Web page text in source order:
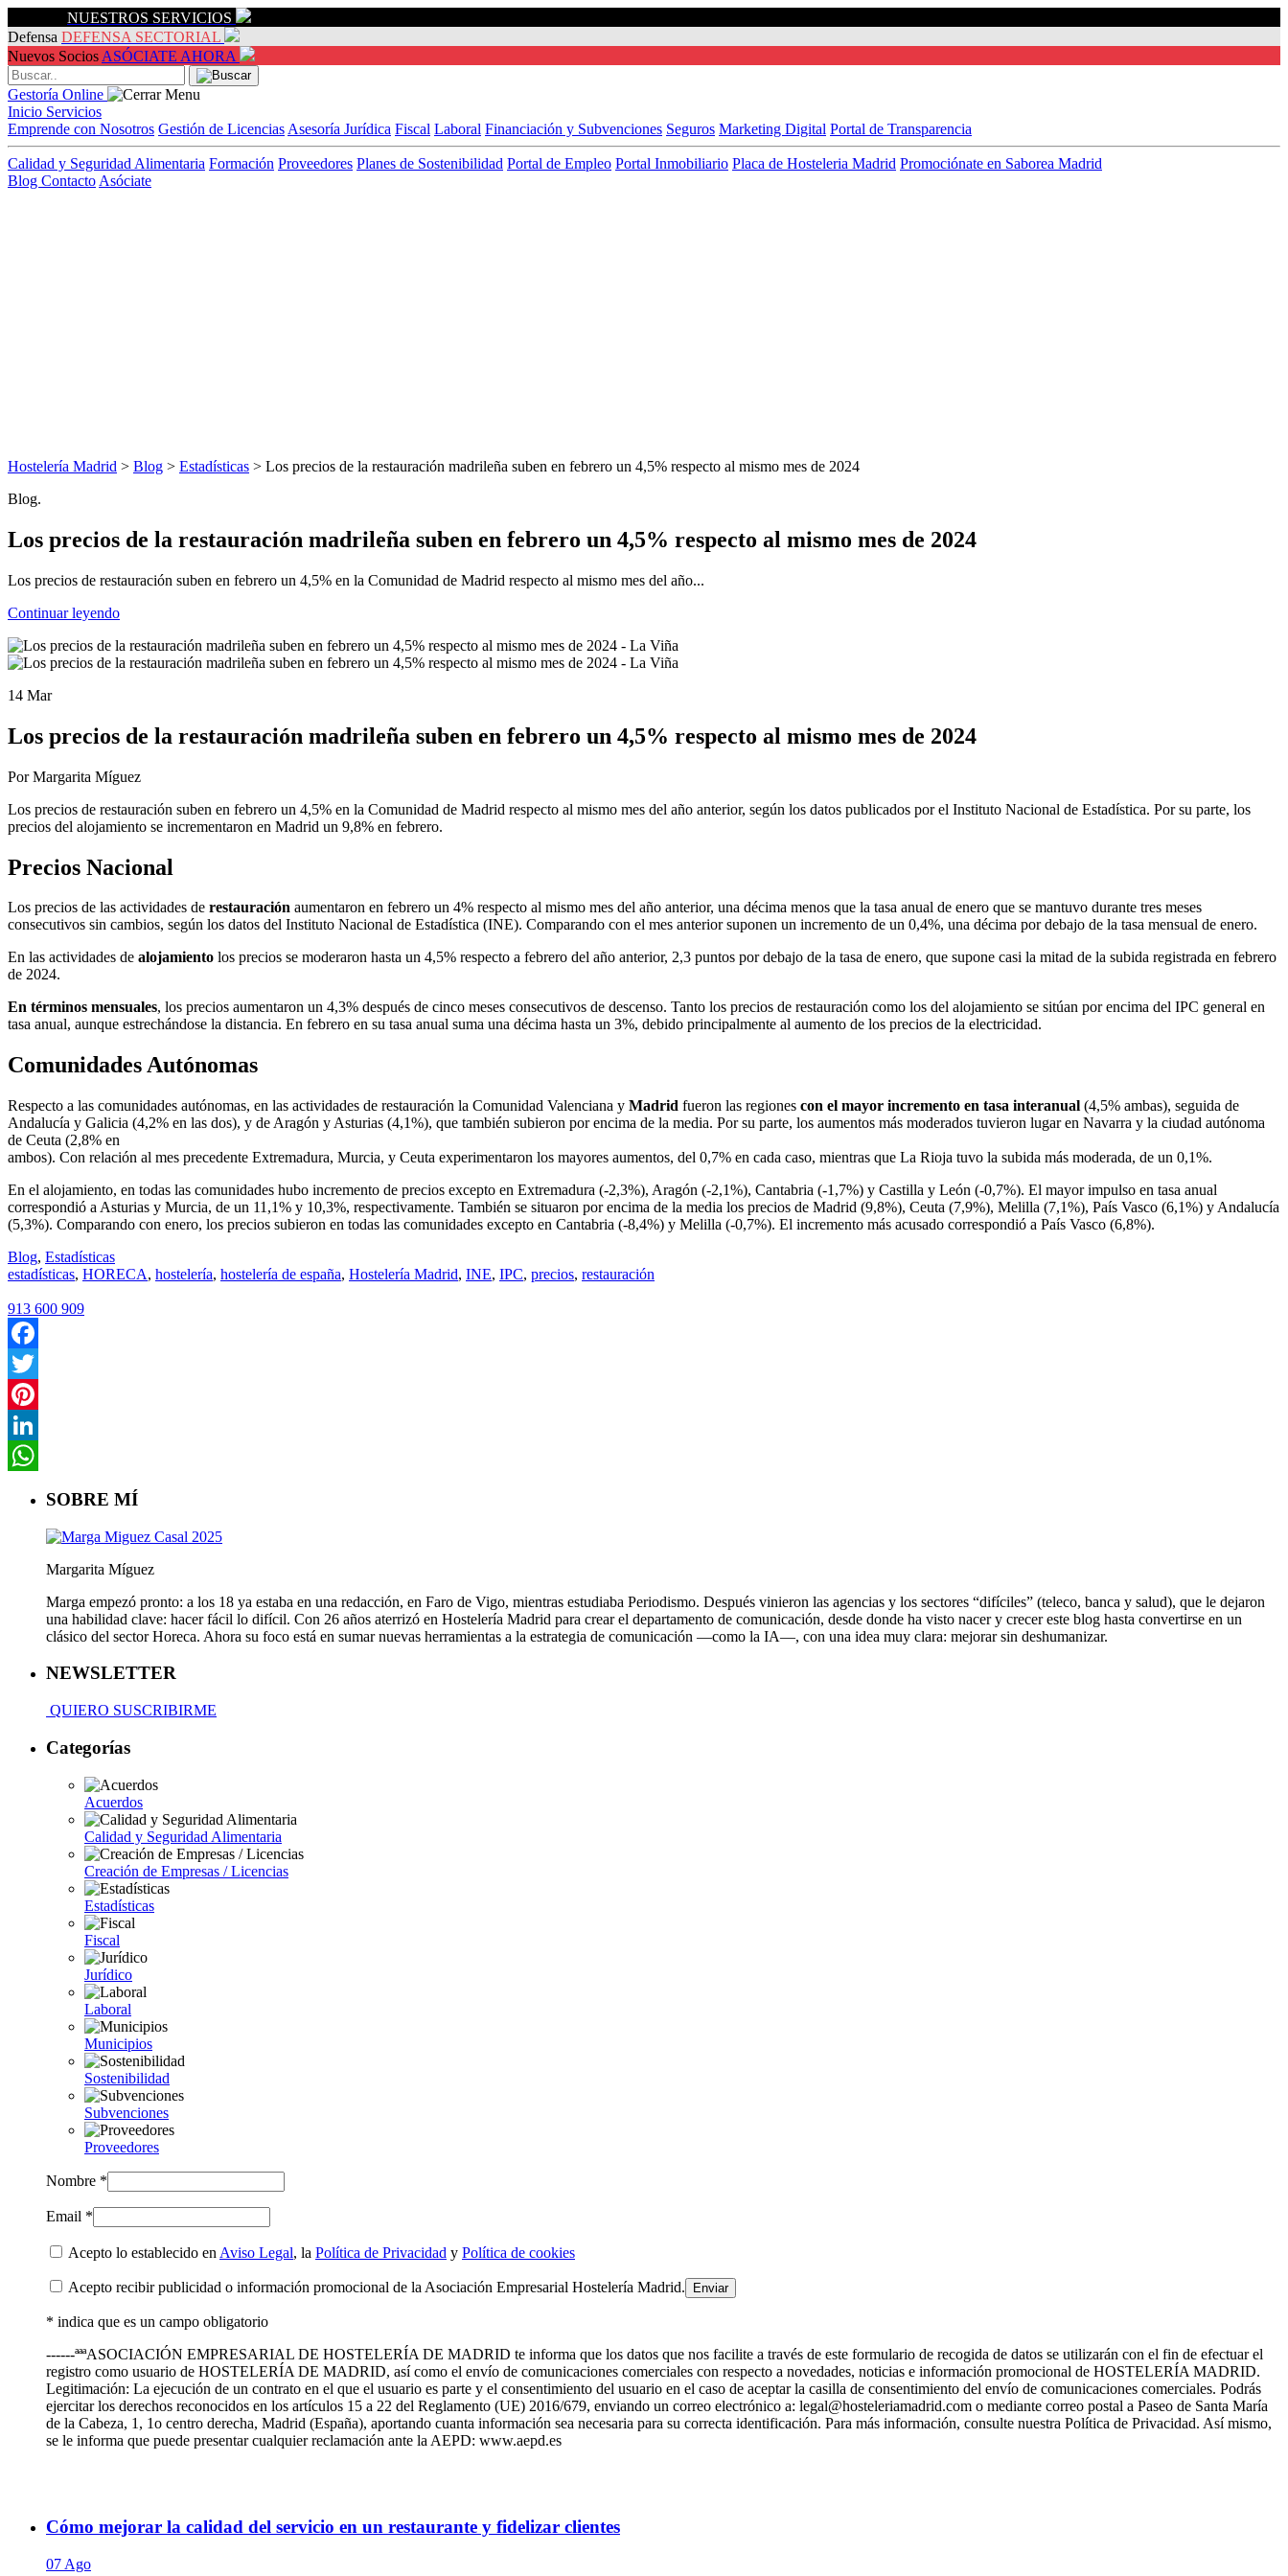
NUESTROS SERVICIOS
Defensa DEFENSA SECTORIAL
Nuevos Socios ASÓCIATE AHORA
Gestoría Online
Inicio Servicios
Emprende con Nosotros Gestión de Licencias Asesoría Jurídica Fiscal Laboral Financiación y Subvenciones Seguros Marketing Digital Portal de Transparencia
Calidad y Seguridad Alimentaria Formación Proveedores Planes de Sostenibilidad Portal de Empleo Portal Inmobiliario Placa de Hosteleria Madrid Promociónate en Saborea Madrid
Blog Contacto Asóciate
Hostelería Madrid > Blog > Estadísticas > Los precios de la restauración madrileña suben en febrero un 4,5% respecto al mismo mes de 2024
Blog.
Los precios de la restauración madrileña suben en febrero un 4,5% respecto al mismo mes de 2024
Los precios de restauración suben en febrero un 4,5% en la Comunidad de Madrid respecto al mismo mes del año...
Continuar leyendo
14 Mar
Los precios de la restauración madrileña suben en febrero un 4,5% respecto al mismo mes de 2024
Por Margarita Míguez
Los precios de restauración suben en febrero un 4,5% en la Comunidad de Madrid respecto al mismo mes del año anterior, según los datos publicados por el Instituto Nacional de Estadística. Por su parte, los
precios del alojamiento se incrementaron en Madrid un 9,8% en febrero.
Precios Nacional
Los precios de las actividades de restauración aumentaron en febrero un 4% respecto al mismo mes del año anterior, una décima menos que la tasa anual de enero que se mantuvo durante tres meses
consecutivos sin cambios, según los datos del Instituto Nacional de Estadística (INE). Comparando con el mes anterior suponen un incremento de un 0,4%, una décima por debajo de la tasa mensual de enero.
En las actividades de alojamiento los precios se moderaron hasta un 4,5% respecto a febrero del año anterior, 2,3 puntos por debajo de la tasa de enero, que supone casi la mitad de la subida registrada en febrero
de 2024.
En términos mensuales, los precios aumentaron un 4,3% después de cinco meses consecutivos de descenso. Tanto los precios de restauración como los del alojamiento se sitúan por encima del IPC general en
tasa anual, aunque estrechándose la distancia. En febrero en su tasa anual suma una décima hasta un 3%, debido principalmente al aumento de los precios de la electricidad.
Comunidades Autónomas
Respecto a las comunidades autónomas, en las actividades de restauración la Comunidad Valenciana y Madrid fueron las regiones con el mayor incremento en tasa interanual (4,5% ambas), seguida de
Andalucía y Galicia (4,2% en las dos), y de Aragón y Asturias (4,1%), que también subieron por encima de la media. Por su parte, los aumentos más moderados tuvieron lugar en Navarra y la ciudad autónoma
de Ceuta (2,8% en
ambos). Con relación al mes precedente Extremadura, Murcia, y Ceuta experimentaron los mayores aumentos, del 0,7% en cada caso, mientras que La Rioja tuvo la subida más moderada, de un 0,1%.
En el alojamiento, en todas las comunidades hubo incremento de precios excepto en Extremadura (-2,3%), Aragón (-2,1%), Cantabria (-1,7%) y Castilla y León (-0,7%). El mayor impulso en tasa anual
correspondió a Asturias y Murcia, de un 11,1% y 10,3%, respectivamente. También se situaron por encima de la media los precios de Madrid (9,8%), Ceuta (7,9%), Melilla (7,1%), País Vasco (6,1%) y Andalucía
(5,3%). Comparando con enero, los precios subieron en todas las comunidades excepto en Cantabria (-8,4%) y Melilla (-0,7%). El incremento más acusado correspondió a País Vasco (6,8%).
Blog, Estadísticas
estadísticas, HORECA, hostelería, hostelería de españa, Hostelería Madrid, INE, IPC, precios, restauración
913 600 909
Facebook
Twitter
Pinterest
LinkedIn
SOBRE MÍ
Margarita Míguez
Marga empezó pronto: a los 18 ya estaba en una redacción, en Faro de Vigo, mientras estudiaba Periodismo. Después vinieron las agencias y los sectores “difíciles” (teleco, banca y salud), que le dejaron
una habilidad clave: hacer fácil lo difícil. Con 26 años aterrizó en Hostelería Madrid para crear el departamento de comunicación, desde donde ha visto nacer y crecer este blog hasta convertirse en un
clásico del sector Horeca. Ahora su foco está en sumar nuevas herramientas a la estrategia de comunicación —como la IA—, con una idea muy clara: mejorar sin deshumanizar.
NEWSLETTER
QUIERO SUSCRIBIRME
Categorías
Acuerdos
Calidad y Seguridad Alimentaria
Creación de Empresas / Licencias
Estadísticas
Fiscal
Jurídico
Laboral
Municipios
Sostenibilidad
Subvenciones
Proveedores
Nombre *
Email *
Acepto lo establecido en Aviso Legal, la Política de Privacidad y Política de cookies
Acepto recibir publicidad o información promocional de la Asociación Empresarial Hostelería Madrid.
* indica que es un campo obligatorio
------ªªªASOCIACIÓN EMPRESARIAL DE HOSTELERÍA DE MADRID te informa que los datos que nos facilite a través de este formulario de recogida de datos se utilizarán con el fin de efectuar el
registro como usuario de HOSTELERÍA DE MADRID, así como el envío de comunicaciones comerciales con respecto a novedades, noticias e información promocional de HOSTELERÍA MADRID.
Legitimación: La ejecución de un contrato en el que el usuario es parte y el consentimiento del usuario en el caso de aceptar la casilla de consentimiento del envío de comunicaciones comerciales. Podrás
ejercitar los derechos reconocidos en los artículos 15 a 22 del Reglamento (UE) 2016/679, enviando un correo electrónico a: legal@hosteleriamadrid.com o mediante correo postal a Paseo de Santa María
de la Cabeza, 1, 1o centro derecha, Madrid (España), aportando cuanta información sea necesaria para su correcta identificación. Para más información, consulte nuestra Política de Privacidad. Así mismo,
se le informa que puede presentar cualquier reclamación ante la AEPD: www.aepd.es
Cómo mejorar la calidad del servicio en un restaurante y fidelizar clientes
07 Ago